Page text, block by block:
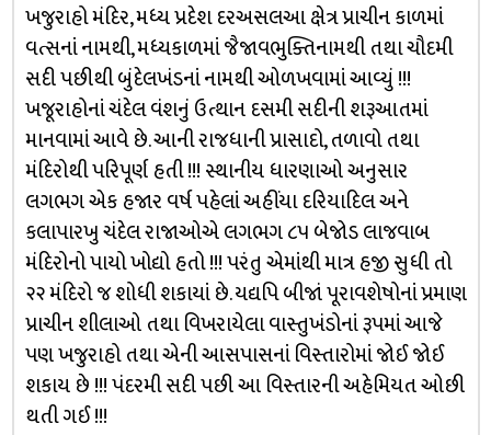
ખજુરાહો મંદિર, મધ્ય પ્રદેશ દરઅસલઆ ક્ષેત્ર પ્રાચીન કાળમાં
વત્સનાં નામથી, મધ્યકાળમાં જૈજાવભુક્તિનામથી તથા ચૌદમી
સદી પછીથી બુંદેલખંડનાં નામથી ઓળખવામાં આવ્યું !!!
ખજૂરાહોનાં ચંદેલ વંશનું ઉત્થાન દસમી સદીની શરૂઆતમાં
માનવામાં આવે છે. આની રાજધાની પ્રાસાદો, તળાવો તથા
મંદિરોથી પરિપૂર્ણ હતી !!! સ્થાનીય ધારણાઓ અનુસાર
લગભગ એક હજાર વર્ષ પહેલાં અહીંયા દરિયાદિલ અને
કલાપારખુ ચંદેલ રાજાઓએ લગભગ ૮૫ બેજોડ લાજવાબ
મંદિરોનો પાયો ખોદ્યો હતો !!! પરંતુ એમાંથી માત્ર હજી સુધી તો
૨૨ મંદિરો જ શોધી શકાયાં છે. યદ્યપિ બીજાં પૂરાવશેષોનાં પ્રમાણ
પ્રાચીન શીલાઓ તથા વિખરાયેલા વાસ્તુખંડોનાં રૂપમાં આજે
પણ ખજુરાહો તથા એની આસપાસનાં વિસ્તારોમાં જોઈ જોઈ
શકાય છે !!! પંદરમી સદી પછી આ વિસ્તારની અહેમિયત ઓછી
થતી ગઈ !!!